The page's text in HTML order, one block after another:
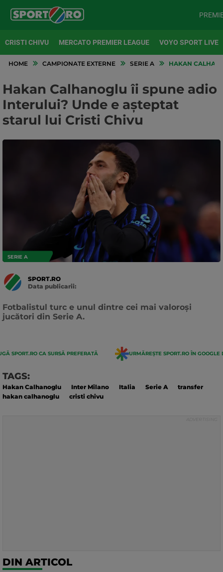
CRISTI CHIVU MERCATO PREMIER LEAGUE VOYO SPORT LIVE
HOME CAMPIONATE EXTERNE SERIE A HAKAN
Hakan Calhanoglu îi spune adio
Interului? Unde e așteptat
starul lui Cristi Chivu
SERIE A
SPORT.RO
Data publicarii:
Fotbalistul turc e unul dintre cei mai valoroși
jucători din Serie A.
SPORT.RO CA SURSĂ PREFERATĂ URMĂREȘTE SPORT.RO ÎN GOOGLE
TAGS:
Hakan Calhanoglu Inter Milano Italia Serie A
transfer
hakan calhanoglu
cristi chivu
DIN ARTICOL